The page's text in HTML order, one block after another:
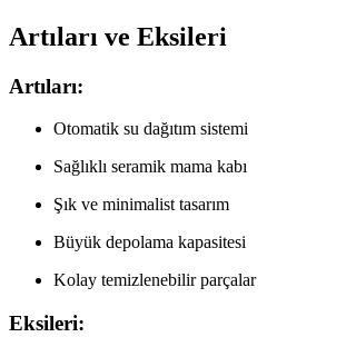
Artıları ve Eksileri
Artıları:
Otomatik su dağıtım sistemi
Sağlıklı seramik mama kabı
Şık ve minimalist tasarım
Büyük depolama kapasitesi
Kolay temizlenebilir parçalar
Eksileri: